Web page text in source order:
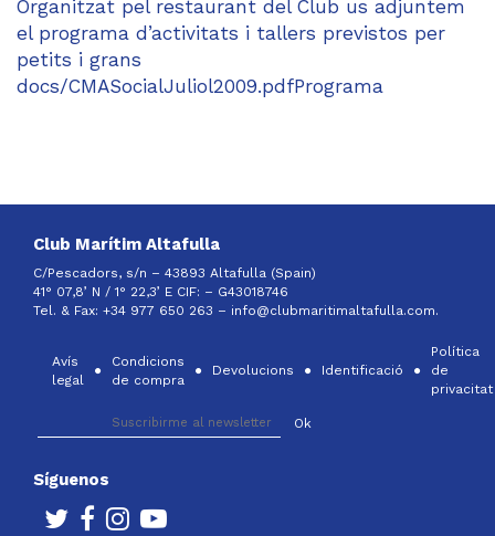
Organitzat pel restaurant del Club us adjuntem
el programa d’activitats i tallers previstos per
petits i grans
docs/CMASocialJuliol2009.pdfPrograma
Club Marítim Altafulla
C/Pescadors, s/n – 43893 Altafulla (Spain)
41° 07,8’ N / 1° 22,3’ E CIF: – G43018746
Tel. & Fax: +34 977 650 263 – info@clubmaritimaltafulla.com.
Avís
legal
Condicions
de compra
Devolucions Identificació
Política
de
privacitat
Síguenos